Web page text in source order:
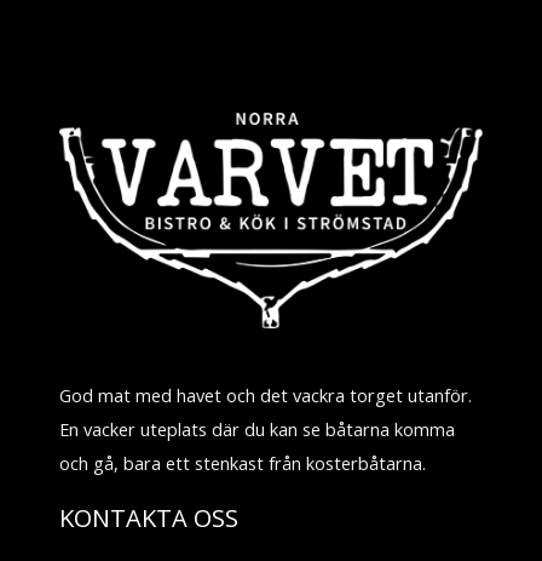
God mat med havet och det vackra torget utanför.
En vacker uteplats där du kan se båtarna komma
och gå, bara ett stenkast från kosterbåtarna.
KONTAKTA OSS